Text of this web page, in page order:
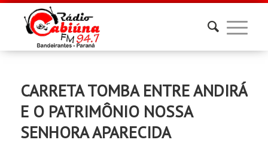
CARRETA TOMBA ENTRE ANDIRÁ
E O PATRIMÔNIO NOSSA
SENHORA APARECIDA